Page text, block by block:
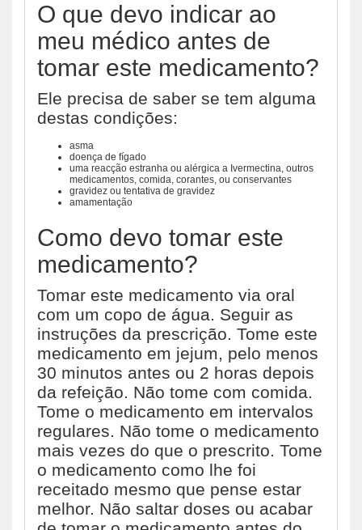
O que devo indicar ao
meu médico antes de
tomar este medicamento?
Ele precisa de saber se tem alguma
destas condições:
asma
doença de fígado
uma reacção estranha ou alérgica a Ivermectina, outros
medicamentos, comida, corantes, ou conservantes
gravidez ou tentativa de gravidez
amamentação
Como devo tomar este
medicamento?
Tomar este medicamento via oral
com um copo de água. Seguir as
instruções da prescrição. Tome este
medicamento em jejum, pelo menos
30 minutos antes ou 2 horas depois
da refeição. Não tome com comida.
Tome o medicamento em intervalos
regulares. Não tome o medicamento
mais vezes do que o prescrito. Tome
o medicamento como lhe foi
receitado mesmo que pense estar
melhor. Não saltar doses ou acabar